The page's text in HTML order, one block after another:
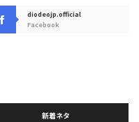
diodeojp.official
Facebook
新着ネタ